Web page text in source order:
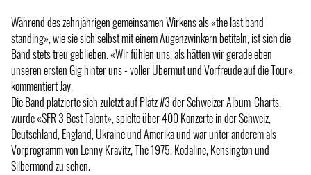
Während des zehnjährigen gemeinsamen Wirkens als «the last band
standing», wie sie sich selbst mit einem Augenzwinkern betiteln, ist sich die
Band stets treu geblieben. «Wir fühlen uns, als hätten wir gerade eben
unseren ersten Gig hinter uns - voller Übermut und Vorfreude auf die Tour»,
kommentiert Jay.
Die Band platzierte sich zuletzt auf Platz #3 der Schweizer Album-Charts,
wurde «SFR 3 Best Talent», spielte über 400 Konzerte in der Schweiz,
Deutschland, England, Ukraine und Amerika und war unter anderem als
Vorprogramm von Lenny Kravitz, The 1975, Kodaline, Kensington und
Silbermond zu sehen.